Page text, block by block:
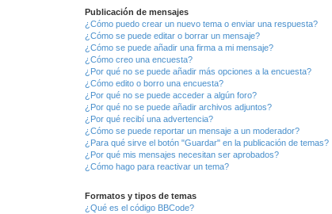
Publicación de mensajes
¿Cómo puedo crear un nuevo tema o enviar una respuesta?
¿Cómo se puede editar o borrar un mensaje?
¿Cómo se puede añadir una firma a mi mensaje?
¿Cómo creo una encuesta?
¿Por qué no se puede añadir más opciones a la encuesta?
¿Cómo edito o borro una encuesta?
¿Por qué no se puede acceder a algún foro?
¿Por qué no se puede añadir archivos adjuntos?
¿Por qué recibí una advertencia?
¿Cómo se puede reportar un mensaje a un moderador?
¿Para qué sirve el botón "Guardar" en la publicación de temas?
¿Por qué mis mensajes necesitan ser aprobados?
¿Cómo hago para reactivar un tema?
Formatos y tipos de temas
¿Qué es el código BBCode?